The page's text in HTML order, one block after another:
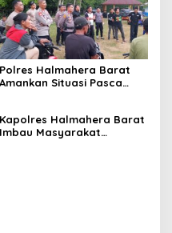
Polres Halmahera Barat
Amankan Situasi Pasca
Kapolres Halmahera Barat
Imbau Masyarakat